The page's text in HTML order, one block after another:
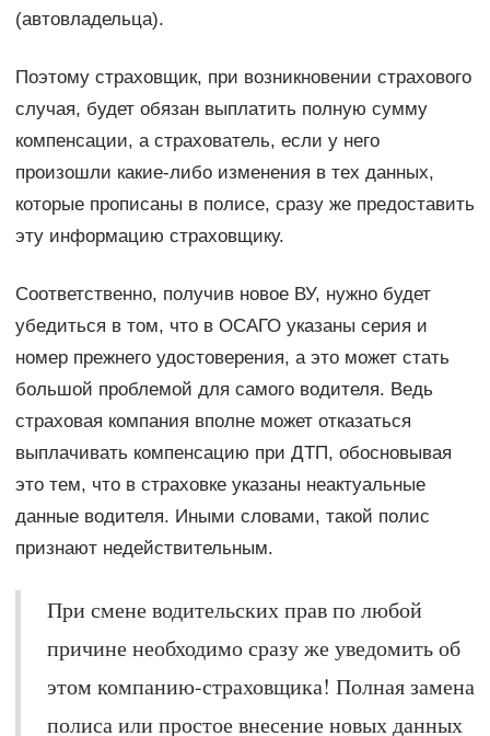
(автовладельца).
Поэтому страховщик, при возникновении страхового
случая, будет обязан выплатить полную сумму
компенсации, а страхователь, если у него
произошли какие-либо изменения в тех данных,
которые прописаны в полисе, сразу же предоставить
эту информацию страховщику.
Соответственно, получив новое ВУ, нужно будет
убедиться в том, что в ОСАГО указаны серия и
номер прежнего удостоверения, а это может стать
большой проблемой для самого водителя. Ведь
страховая компания вполне может отказаться
выплачивать компенсацию при ДТП, обосновывая
это тем, что в страховке указаны неактуальные
данные водителя. Иными словами, такой полис
признают недействительным.
При смене водительских прав по любой
причине необходимо сразу же уведомить об
этом компанию-страховщика! Полная замена
полиса или простое внесение новых данных